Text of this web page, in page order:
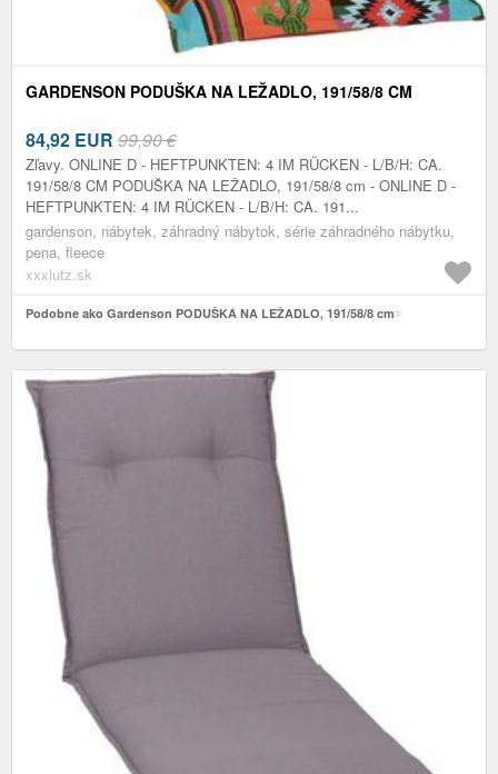
GARDENSON PODUŠKA NA LEŽADLO, 191/58/8 CM
84,92 EUR 99,90 €
Zľavy. ONLINE D - HEFTPUNKTEN: 4 IM RÜCKEN - L/B/H: CA.
191/58/8 CM PODUŠKA NA LEŽADLO, 191/58/8 cm - ONLINE D -
HEFTPUNKTEN: 4 IM RÜCKEN - L/B/H: CA. 191...
gardenson, nábytek, záhradný nábytok, série záhradného nábytku,
pena, fleece
xxxlutz.sk
Podobne ako Gardenson PODUŠKA NA LEŽADLO, 191/58/8 cm